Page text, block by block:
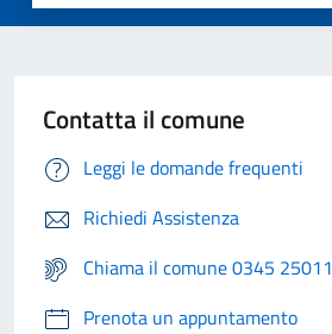
Contatta il comune
Leggi le domande frequenti
Richiedi Assistenza
Chiama il comune 0345 25011
Prenota un appuntamento